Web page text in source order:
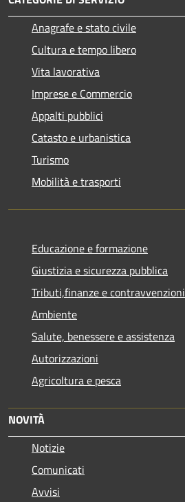
Anagrafe e stato civile
Cultura e tempo libero
Vita lavorativa
Imprese e Commercio
Appalti pubblici
Catasto e urbanistica
Turismo
Mobilità e trasporti
Educazione e formazione
Giustizia e sicurezza pubblica
Tributi,finanze e contravvenzioni
Ambiente
Salute, benessere e assistenza
Autorizzazioni
Agricoltura e pesca
NOVITÀ
Notizie
Comunicati
Avvisi